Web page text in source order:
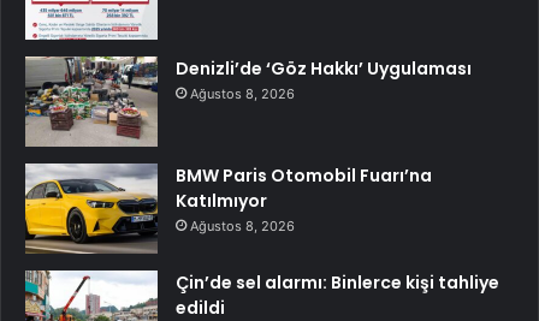
Denizli’de ‘Göz Hakkı’ Uygulaması
Ağustos 8, 2026
BMW Paris Otomobil Fuarı’na
Katılmıyor
Ağustos 8, 2026
Çin’de sel alarmı: Binlerce kişi tahliye
edildi